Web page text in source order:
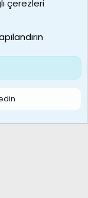
çerezleri